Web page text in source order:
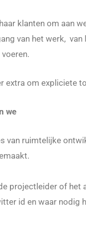
klanten om aan
van het werk,
extra om expliciete
we
van ruimtelijke
projectleider of
id en waar nodig